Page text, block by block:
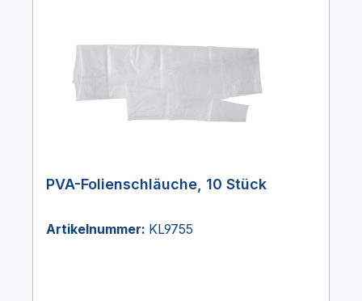
PVA-Folienschläuche, 10 Stück
Artikelnummer: KL9755